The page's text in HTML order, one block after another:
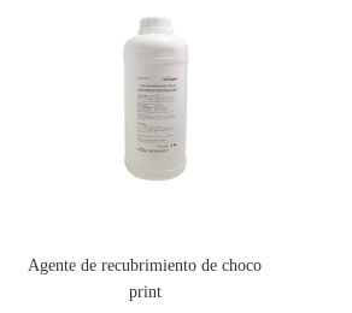
Agente de recubrimiento de choco
print